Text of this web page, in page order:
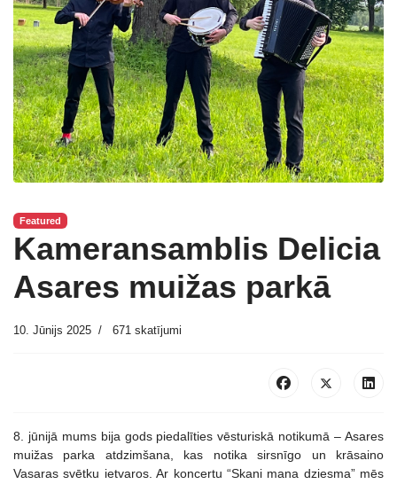
Featured
Kameransamblis Delicia
Asares muižas parkā
10. Jūnijs 2025 671 skatījumi
8. jūnijā mums bija gods piedalīties vēsturiskā notikumā – Asares
muižas parka atdzimšana, kas notika sirsnīgo un krāsaino
Vasaras svētku ietvaros. Ar koncertu “Skani mana dziesma” mēs